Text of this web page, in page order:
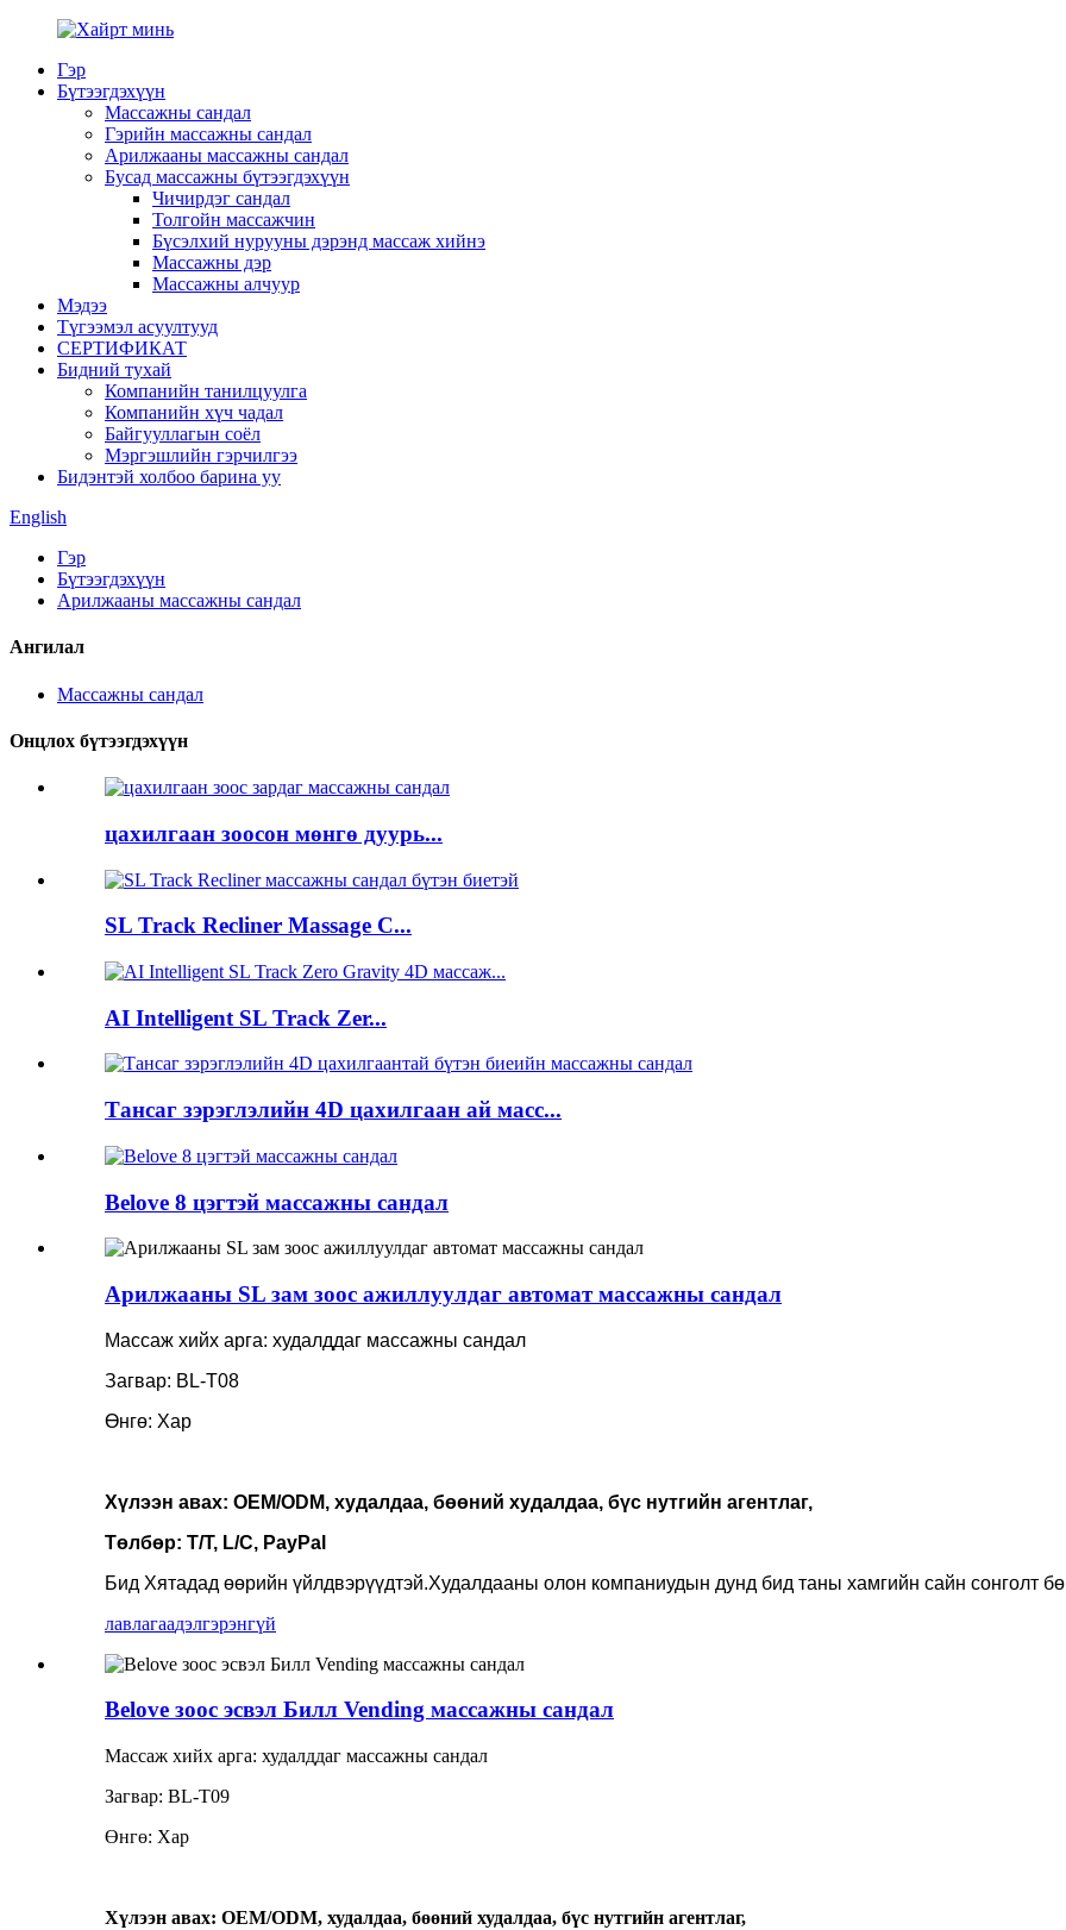
Гэр
Бүтээгдэхүүн
Массажны сандал
Гэрийн массажны сандал
Арилжааны массажны сандал
Бусад массажны бүтээгдэхүүн
Чичирдэг сандал
Толгойн массажчин
Бүсэлхий нурууны дэрэнд массаж хийнэ
Массажны дэр
Массажны алчуур
Мэдээ
Түгээмэл асуултууд
СЕРТИФИКАТ
Бидний тухай
Компанийн танилцуулга
Компанийн хүч чадал
Байгууллагын соёл
Мэргэшлийн гэрчилгээ
Бидэнтэй холбоо барина уу
English
Гэр
Бүтээгдэхүүн
Арилжааны массажны сандал
Ангилал
Массажны сандал
Онцлох бүтээгдэхүүн
цахилгаан зоосон мөнгө дуурь...
SL Track Recliner Massage C...
AI Intelligent SL Track Zer...
Тансаг зэрэглэлийн 4D цахилгаан ай масс...
Belove 8 цэгтэй массажны сандал
Арилжааны SL зам зоос ажиллуулдаг автомат массажны сандал
Массаж хийх арга: худалддаг массажны сандал
Загвар: BL-T08
Өнгө: Хар
Хүлээн авах: OEM/ODM, худалдаа, бөөний худалдаа, бүс нутгийн агентлаг,
Төлбөр: T/T, L/C, PayPal
Бид Хятадад өөрийн үйлдвэрүүдтэй.Худалдааны олон компаниудын дунд бид таны хамгийн сайн сонголт
лавлагаадэлгэрэнгүй
Belove зоос эсвэл Билл Vending массажны сандал
Массаж хийх арга: худалддаг массажны сандал
Загвар: BL-T09
Өнгө: Хар
Хүлээн авах: OEM/ODM, худалдаа, бөөний худалдаа, бүс нутгийн агентлаг,